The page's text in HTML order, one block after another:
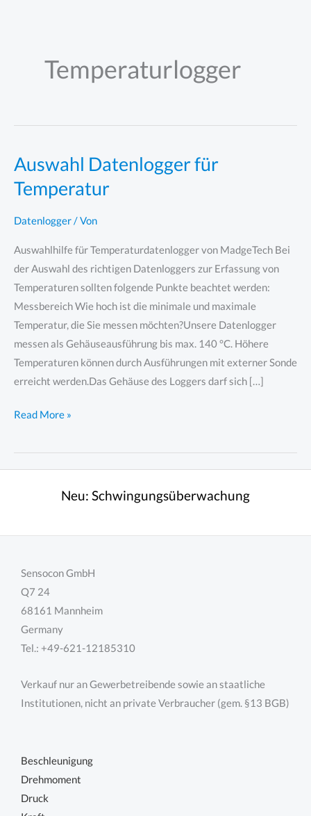
Temperaturlogger
Auswahl Datenlogger für
Temperatur
Datenlogger/ Von
Auswahlhilfe für Temperaturdatenlogger von MadgeTech Bei
der Auswahl des richtigen Datenloggers zur Erfassung von
Temperaturen sollten folgende Punkte beachtet werden:
Messbereich Wie hoch ist die minimale und maximale
Temperatur, die Sie messen möchten?Unsere Datenlogger
messen als Gehäuseausführung bis max. 140 °C. Höhere
Temperaturen können durch Ausführungen mit externer Sonde
erreicht werden.Das Gehäuse des Loggers darf sich […]
Auswahl
für
Temperatur
Read More »
Neu: Schwingungsüberwachung
Sensocon GmbH
Q7 24
68161 Mannheim
Germany
Tel.: +49-621-12185310
Verkauf nur an Gewerbetreibende sowie an staatliche
Institutionen, nicht an private Verbraucher (gem. §13 BGB)
Beschleunigung
Drehmoment
Druck